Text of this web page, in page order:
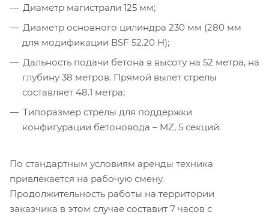
Диаметр магистрали 125 мм;
Диаметр основного цилиндра 230 мм (280 мм
для модификации BSF 52.20 H);
Дальность подачи бетона в высоту на 52 метра, на
глубину 38 метров. Прямой вылет стрелы
составляет 48.1 метра;
Типоразмер стрелы для поддержки
конфигурации бетоновода – MZ, 5 секций.
По стандартным условиям аренды техника
привлекается на рабочую смену.
Продолжительность работы на территории
заказчика в этом случае составит 7 часов с